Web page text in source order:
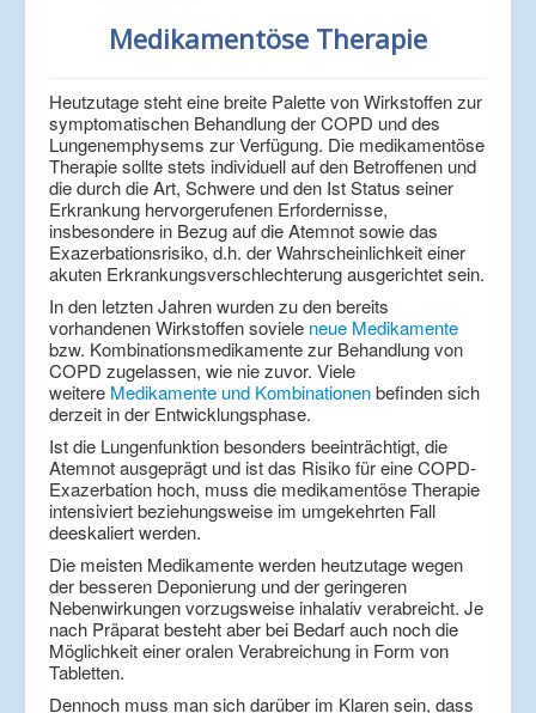
Medikamentöse Therapie
Heutzutage steht eine breite Palette von Wirkstoffen zur
symptomatischen Behandlung der COPD und des
Lungenemphysems zur Verfügung. Die medikamentöse
Therapie sollte stets individuell auf den Betroffenen und
die durch die Art, Schwere und den Ist Status seiner
Erkrankung hervorgerufenen Erfordernisse,
insbesondere in Bezug auf die Atemnot sowie das
Exazerbationsrisiko, d.h. der Wahrscheinlichkeit einer
akuten Erkrankungsverschlechterung ausgerichtet sein.
In den letzten Jahren wurden zu den bereits
vorhandenen Wirkstoffen soviele neue Medikamente
bzw. Kombinationsmedikamente zur Behandlung von
COPD zugelassen, wie nie zuvor. Viele
weitere Medikamente und Kombinationenbefinden sich
derzeit in der Entwicklungsphase.
Ist die Lungenfunktion besonders beeinträchtigt, die
Atemnot ausgeprägt und ist das Risiko für eine COPD-
Exazerbation hoch, muss die medikamentöse Therapie
intensiviert beziehungsweise im umgekehrten Fall
deeskaliert werden.
Die meisten Medikamente werden heutzutage wegen
der besseren Deponierung und der geringeren
Nebenwirkungen vorzugsweise inhalativ verabreicht. Je
nach Präparat besteht aber bei Bedarf auch noch die
Möglichkeit einer oralen Verabreichung in Form von
Tabletten.
Dennoch muss man sich darüber im Klaren sein, dass